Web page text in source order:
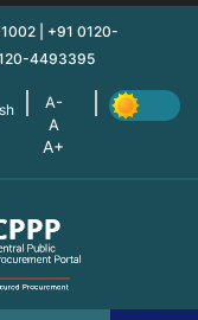
| +91 0120-
4493395